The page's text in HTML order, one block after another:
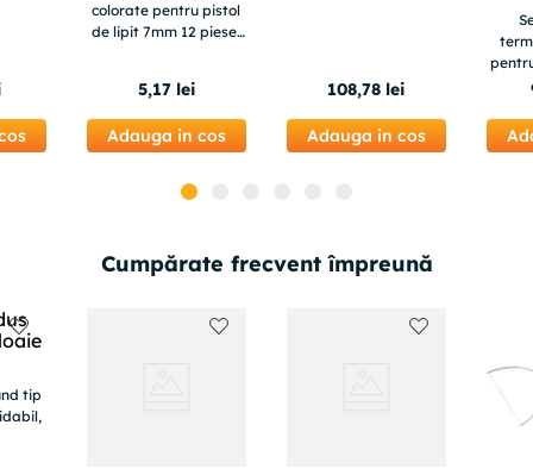
colorate pentru pistol
de lipit 7mm 12 piese,
5,17 lei
Adauga in cos
108,78 lei
Adauga in cos
Cumpărate frecvent împreună
tip